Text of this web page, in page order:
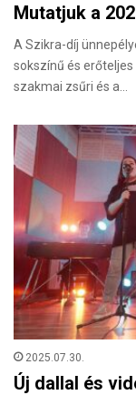
Mutatjuk a
A Szikra-díj
sokszínű és
szakmai zsűri és a…
2025.07.30.
Új dallal és